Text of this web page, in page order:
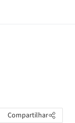
Compartilhar